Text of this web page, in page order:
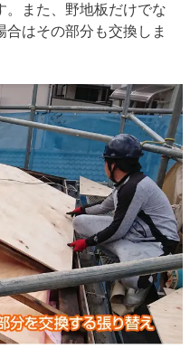
。また、野地板だけでな
合はその部分も交換しま